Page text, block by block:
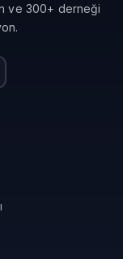
ve 300+ derneği